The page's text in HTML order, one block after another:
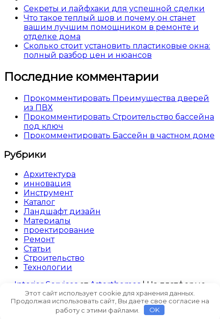
Секреты и лайфхаки для успешной сделки
Что такое теплый шов и почему он станет
вашим лучшим помощником в ремонте и
отделке дома
Сколько стоит установить пластиковые окна:
полный разбор цен и нюансов
Последние комментарии
Прокомментировать Преимущества дверей
из ПВХ
Прокомментировать Строительство бассейна
под ключ
Прокомментировать Бассейн в частном доме
Рубрики
Архитектура
инновация
Инструмент
Каталог
Ландшафт дизайн
Материалы
проектирование
Ремонт
Статьи
Строительство
Технологии
Interior Services от Asterthemes | На платформе
WordPress.
Facebook
Twitter Instagram
LinkedIn
YouTube
Этот сайт использует cookie для хранения данных.
Продолжая использовать сайт, Вы даете свое согласие на
работу с этими файлами.
OK